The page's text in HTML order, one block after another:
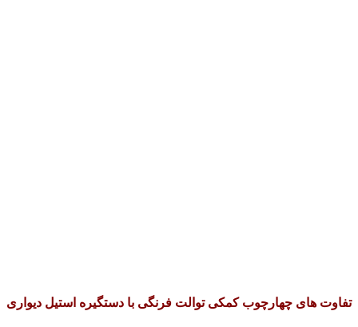
تفاوت های چهارچوب کمکی توالت فرنگی با دستگیره استیل دیواری